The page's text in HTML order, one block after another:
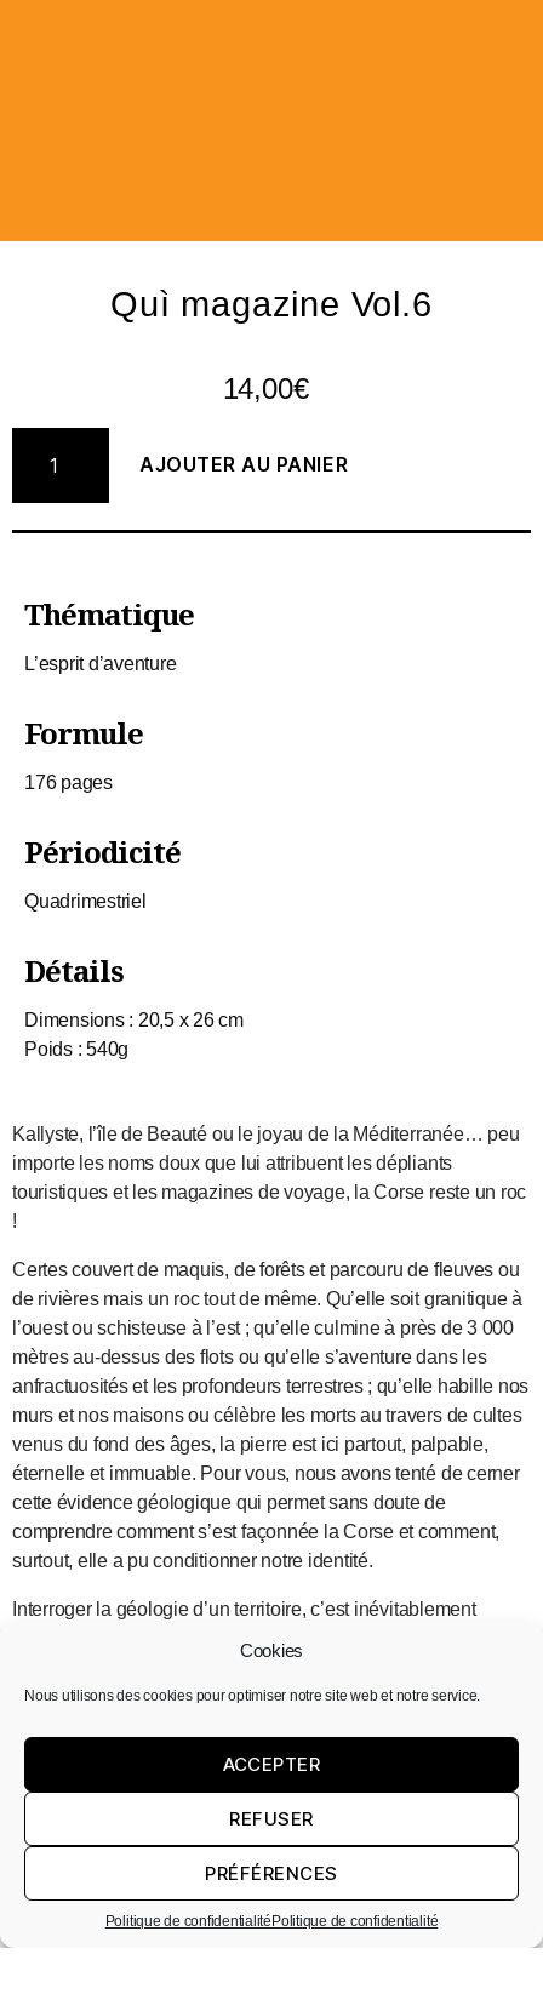
Cookies
Nous utilisons des cookies pour optimiser notre site web et notre service.
ACCEPTER
REFUSER
PRÉFÉRENCES
Politique de confidentialité Politique de confidentialité
Quì magazine Vol.6
14,00€
AJOUTER AU PANIER
Thématique
L’esprit d’aventure
Formule
176 pages
Périodicité
Quadrimestriel
Détails
Dimensions : 20,5 x 26 cm
Poids : 540g
Kallyste, l’île de Beauté ou le joyau de la Méditerranée… peu
importe les noms doux que lui attribuent les dépliants
touristiques et les magazines de voyage, la Corse reste un roc
!
Certes couvert de maquis, de forêts et parcouru de fleuves ou
de rivières mais un roc tout de même. Qu’elle soit granitique à
l’ouest ou schisteuse à l’est ; qu’elle culmine à près de 3 000
mètres au-dessus des flots ou qu’elle s’aventure dans les
anfractuosités et les profondeurs terrestres ; qu’elle habille nos
murs et nos maisons ou célèbre les morts au travers de cultes
venus du fond des âges, la pierre est ici partout, palpable,
éternelle et immuable. Pour vous, nous avons tenté de cerner
cette évidence géologique qui permet sans doute de
comprendre comment s’est façonnée la Corse et comment,
surtout, elle a pu conditionner notre identité.
Interroger la géologie d’un territoire, c’est inévitablement
emballement ou, à contrario, celle d’un fléchissement ou
La pause, nous l’avons accordée à Santa, Luc, Jean-André et
Marie qui, à eux quatre, cumulent près de 400 ans d’existence
et d’expérience. Quel regard ces centenaires portent-ils sur le
siècle passé et sur celui que nous vivons ?
Quelle perception de la vie, du bonheur, de l’amour